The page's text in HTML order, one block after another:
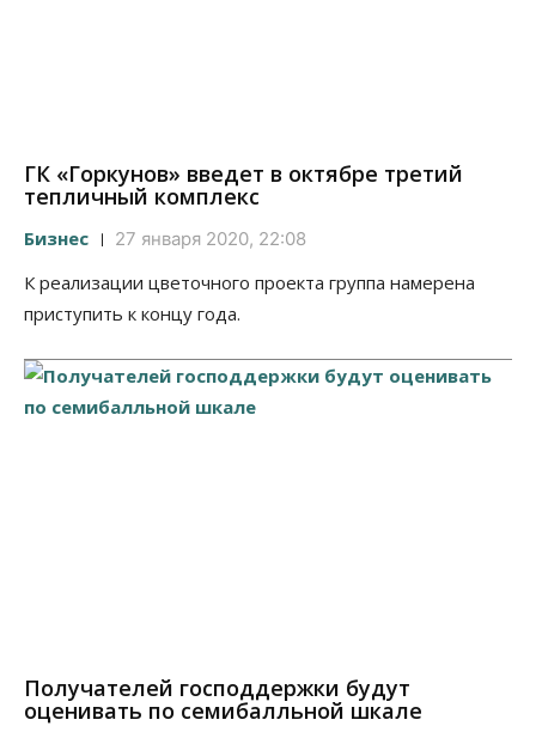
ГК «Горкунов» введет в октябре третий
тепличный комплекс
Бизнес 27 января 2020, 22:08
К реализации цветочного проекта группа намерена
приступить к концу года.
Получателей господдержки будут
оценивать по семибалльной шкале